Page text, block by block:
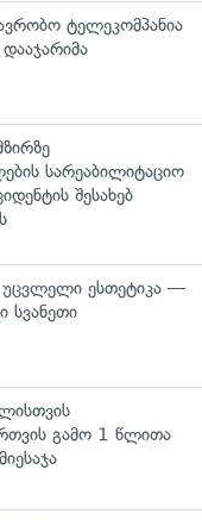
ტელეკომპანია
სარეაბილიტაციო
შესახებ
ესთეტიკა —
სვანეთი
გამო 1 წლითა